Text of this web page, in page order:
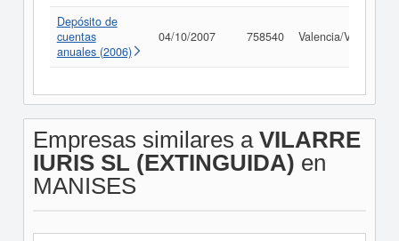
Depósito de
cuentas
anuales (2006)
04/10/2007 758540 Valencia/València
Empresas similares a VILARRE
IURIS SL (EXTINGUIDA) en
MANISES